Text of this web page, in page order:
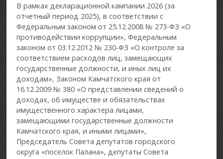
В рамках декларационной кампании 2026 (за
отчетный период 2025), в соответствии с
Федеральным законом от 25.12.2008 № 273-ФЗ «О
противодействии коррупции», Федеральным
законом от 03.12.2012 № 230-ФЗ «О контроле за
соответствием расходов лиц, замещающих
государственные должности, и иных лиц их
доходам», Законом Камчатского края от
16.12.2009 № 380 «О представлении сведений о
доходах, об имуществе и обязательствах
имущественного характера лицами,
замещающими государственные должности
Камчатского края, и иными лицами»,
Председатель Совета депутатов городского
округа «поселок Палана», депутаты Совета